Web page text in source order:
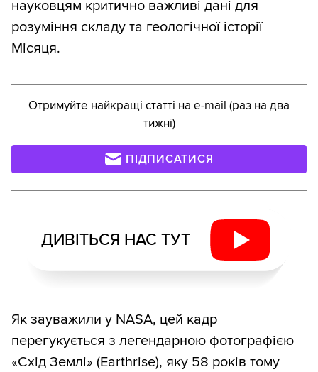
науковцям критично важливі дані для
розуміння складу та геологічної історії
Місяця.
Отримуйте найкращі статті на e-mail (раз на два
тижні)
ПІДПИСАТИСЯ
ДИВІТЬСЯ НАС ТУТ
Як зауважили у NASA, цей кадр
перегукується з легендарною фотографією
«Схід Землі» (Earthrise), яку 58 років тому